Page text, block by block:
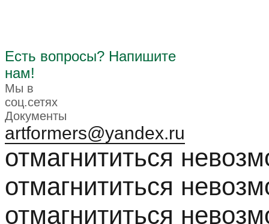
Есть вопросы? Напишите
нам!
Мы в
соц.сетях
Документы
artformers@yandex.ru
отмагнититься
отмагнититься
отмагнититься